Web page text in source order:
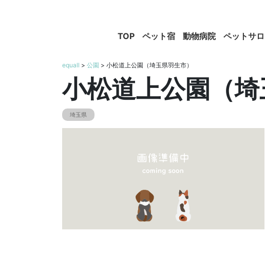
TOP ペット宿 動物病院 ペットサ
equall > 公園 > 小松道上公園（埼玉県羽生市）
小松道上公園（埼
埼玉県